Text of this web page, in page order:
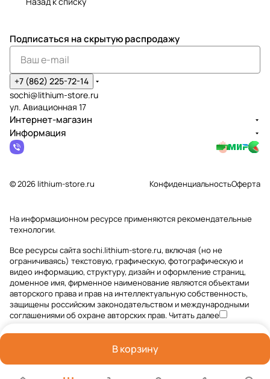
В корзину
Подписаться на скрытую распродажу
+7 (862) 225-72-14
sochi@lithium-store.ru
ул. Авиационная 17
Интернет-магазин
Информация
© 2026 lithium-store.ru КонфиденциальностьОферта
На информационном ресурсе применяютсярекомендательные
технологии.
Все ресурсы сайта sochi.lithium-store.ru, включая (но не
ограничиваясь) текстовую, графическую, фотографическую и
видео информацию, структуру, дизайн и оформление страниц,
доменное имя, фирменное наименование являются объектами
авторского права и прав на интеллектуальную собственность,
защищены российским законодательством и международными
соглашениями об охране авторских прав.Читать далее